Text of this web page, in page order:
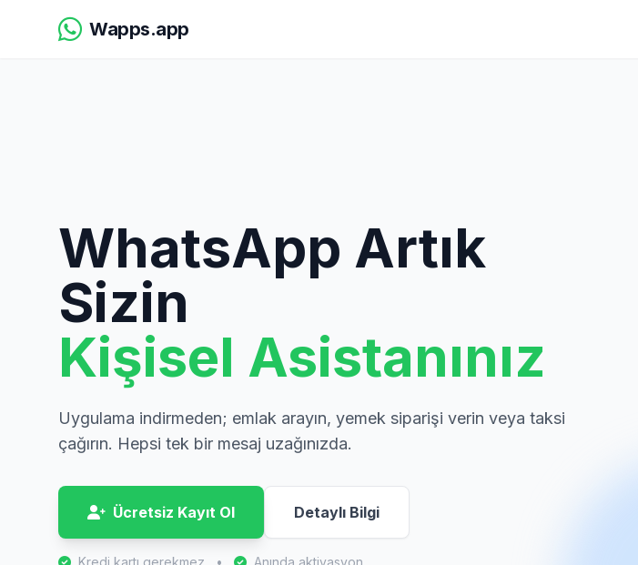
Wapps.app
WhatsApp Artık
Sizin
Kişisel Asistanınız
Uygulama indirmeden; emlak arayın, yemek siparişi verin veya taksi
çağırın. Hepsi tek bir mesaj uzağınızda.
Ücretsiz Kayıt Ol Detaylı Bilgi
Kredi kartı gerekmez • Anında aktivasyon